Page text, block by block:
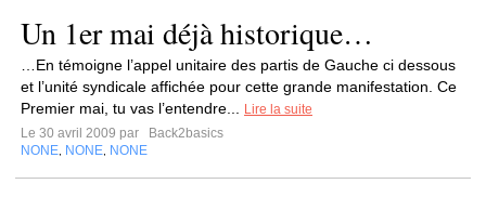
Un 1er mai déjà historique…
…En témoigne l’appel unitaire des partis de Gauche ci dessous
et l’unité syndicale affichée pour cette grande manifestation. Ce
Premier mai, tu vas l’entendre...
Lire la suite
Le 30 avril 2009 par
Back2basics
NONE NONE NONE